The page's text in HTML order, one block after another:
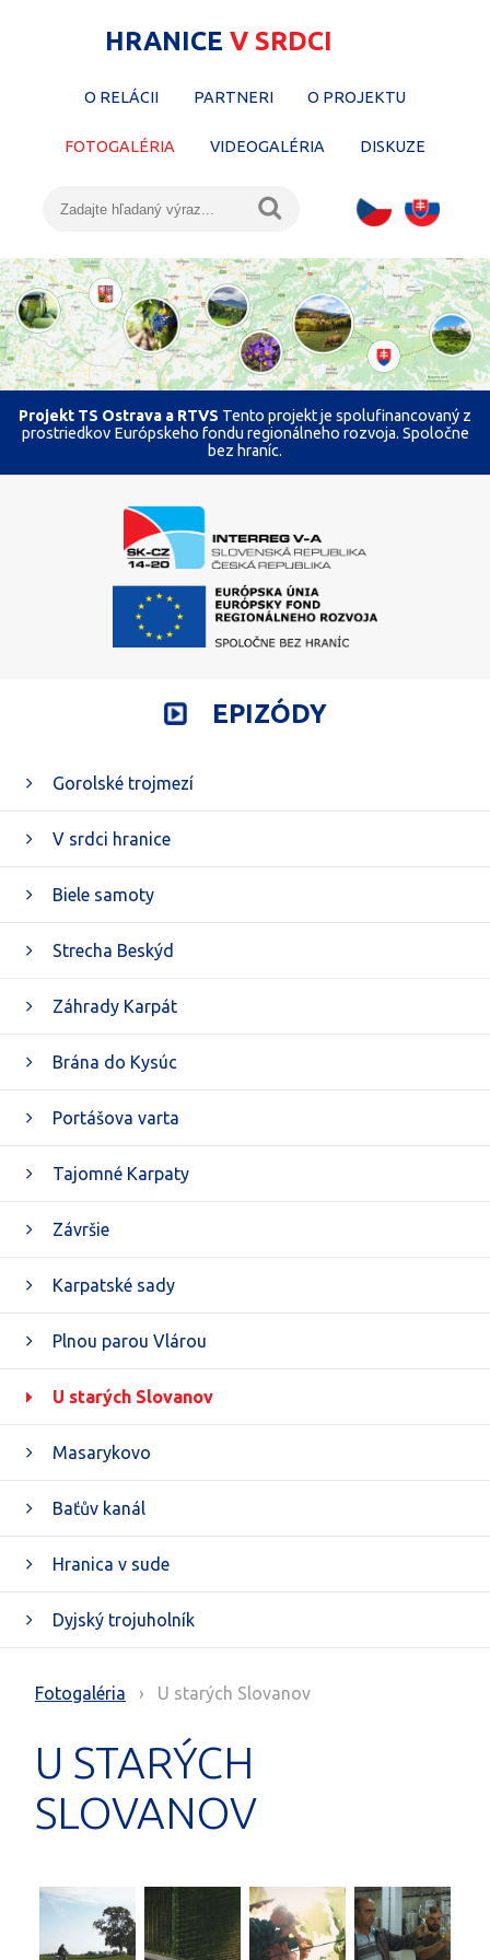
HRANICE V SRDCI
O RELÁCII PARTNERI O PROJEKTU
FOTOGALÉRIA VIDEOGALÉRIA DISKUZE
Projekt TS Ostrava a RTVS Tento projekt je spolufinancovaný z
prostriedkov Európskeho fondu regionálneho rozvoja. Spoločne
bez hraníc.
EPIZÓDY
Gorolské trojmezí
V srdci hranice
Biele samoty
Strecha Beskýd
Záhrady Karpát
Brána do Kysúc
Portášova varta
Tajomné Karpaty
Závršie
Karpatské sady
Plnou parou Vlárou
U starých Slovanov
Masarykovo
Baťův kanál
Hranica v sude
Dyjský trojuholník
Fotogaléria › U starých Slovanov
U STARÝCH
SLOVANOV